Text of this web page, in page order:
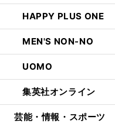
HAPPY PLUS ONE
MEN'S NON-NO
UOMO
集英社オンライン
芸能・情報・スポーツ